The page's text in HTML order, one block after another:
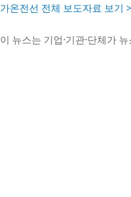
가온전선 전체 보도자료 보기 >
이 뉴스는 기업·기관·단체가